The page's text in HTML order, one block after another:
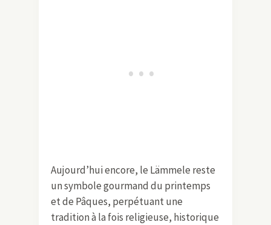
Aujourd’hui encore, le Lämmele reste
un symbole gourmand du printemps
et de Pâques, perpétuant une
tradition à la fois religieuse, historique